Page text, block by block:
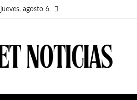
jueves, agosto 6